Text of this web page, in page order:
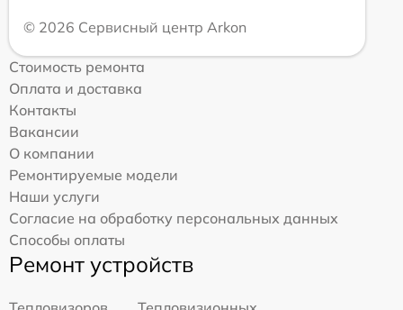
© 2026 Сервисный центр Arkon
Стоимость ремонта
Оплата и доставка
Контакты
Вакансии
О компании
Ремонтируемые модели
Наши услуги
Согласие на обработку персональных данных
Способы оплаты
Ремонт устройств